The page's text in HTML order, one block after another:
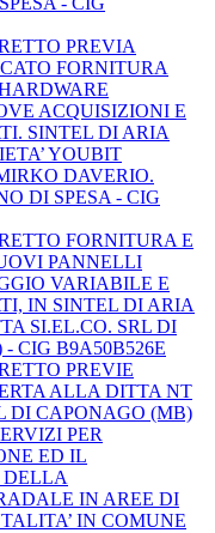
PREVIA
FORNITURA
ACQUISIZIONI E
SINTEL DI ARIA
YOUBIT
DAVERIO.
DI SPESA - CIG
FORNITURA E
PANNELLI
VARIABILE E
IN SINTEL DI ARIA
SI.EL.CO. SRL DI
CIG B9A50B526E
PREVIE
ALLA DITTA NT
DI CAPONAGO (MB)
PER
ED IL
IN AREE DI
IN COMUNE